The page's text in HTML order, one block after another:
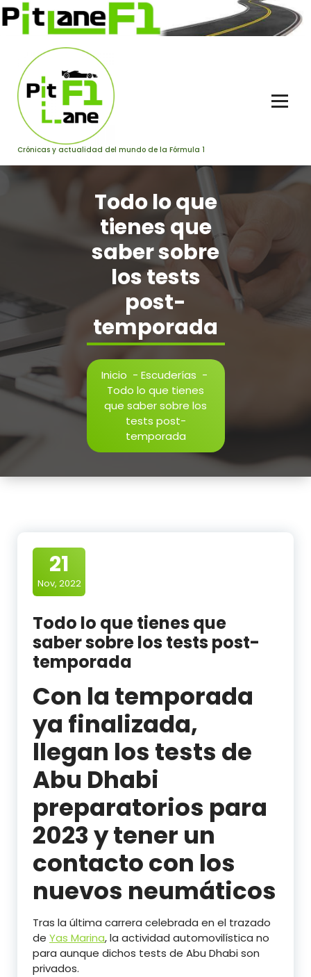
Saltar
al
contenido
Crónicas y actualidad del mundo de la Fórmula 1
Todo lo que
tienes que
saber sobre
los tests
post-
temporada
Inicio - Escuderías -
Todo lo que tienes
que saber sobre los
tests post-
temporada
21
Nov, 2022
Todo lo que tienes que
saber sobre los tests post-
temporada
Con la temporada
ya finalizada,
llegan los tests de
Abu Dhabi
preparatorios para
2023 y tener un
contacto con los
nuevos neumáticos
Tras la última carrera celebrada en el trazado
de Yas Marina, la actividad automovilística no
para aunque dichos tests de Abu Dhabi son
privados.